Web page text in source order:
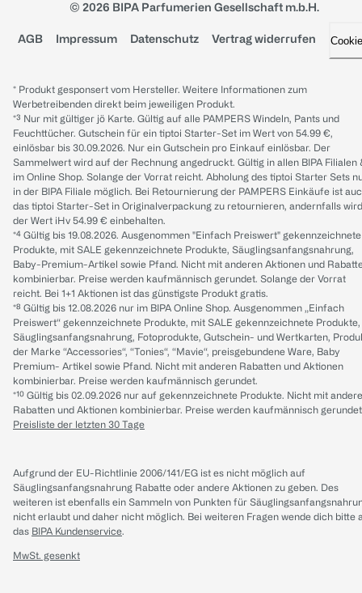
© 2026 BIPA Parfumerien Gesellschaft m.b.H.
AGB Impressum Datenschutz Vertrag widerrufen
* Produkt gesponsert vom Hersteller. Weitere Informationen zum
Werbetreibenden direkt beim jeweiligen Produkt.
*³ Nur mit gültiger jö Karte. Gültig auf alle PAMPERS Windeln, Pants und
Feuchttücher. Gutschein für ein tiptoi Starter-Set im Wert von 54.99 €,
einlösbar bis 30.09.2026. Nur ein Gutschein pro Einkauf einlösbar. Der
Sammelwert wird auf der Rechnung angedruckt. Gültig in allen BIPA Filialen
im Online Shop. Solange der Vorrat reicht. Abholung des tiptoi Starter Sets
in der BIPA Filiale möglich. Bei Retournierung der PAMPERS Einkäufe ist
das tiptoi Starter-Set in Originalverpackung zu retournieren, andernfalls wird
der Wert iHv 54.99 € einbehalten.
*⁴ Gültig bis 19.08.2026. Ausgenommen "Einfach Preiswert" gekennzeichnete
Produkte, mit SALE gekennzeichnete Produkte, Säuglingsanfangsnahrung,
Baby-Premium-Artikel sowie Pfand. Nicht mit anderen Aktionen und
kombinierbar. Preise werden kaufmännisch gerundet. Solange der Vorrat
reicht. Bei 1+1 Aktionen ist das günstigste Produkt gratis.
*⁸ Gültig bis 12.08.2026 nur im BIPA Online Shop. Ausgenommen „Einfach
Preiswert“ gekennzeichnete Produkte, mit SALE gekennzeichnete Produkte,
Säuglingsanfangsnahrung, Fotoprodukte, Gutschein- und Wertkarten,
der Marke “Accessories“, “Tonies“, “Mavie“, preisgebundene Ware, Baby
Premium- Artikel sowie Pfand. Nicht mit anderen Rabatten und Aktionen
kombinierbar. Preise werden kaufmännisch gerundet.
*¹⁰ Gültig bis 02.09.2026 nur auf gekennzeichnete Produkte. Nicht mit
Rabatten und Aktionen kombinierbar. Preise werden kaufmännisch
Preisliste der letzten 30 Tage
Aufgrund der EU-Richtlinie 2006/141/EG ist es nicht möglich auf
Säuglingsanfangsnahrung Rabatte oder andere Aktionen zu geben. Des
weiteren ist ebenfalls ein Sammeln von Punkten für
nicht erlaubt und daher nicht möglich. Bei weiteren Fragen wende dich bitte
das BIPA Kundenservice.
MwSt. gesenkt